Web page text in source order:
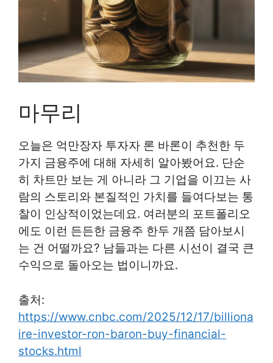
마무리
오늘은 억만장자 투자자 론 바론이 추천한 두
가지 금융주에 대해 자세히 알아봤어요. 단순
히 차트만 보는 게 아니라 그 기업을 이끄는 사
람의 스토리와 본질적인 가치를 들여다보는 통
찰이 인상적이었는데요. 여러분의 포트폴리오
에도 이런 든든한 금융주 한두 개쯤 담아보시
는 건 어떨까요? 남들과는 다른 시선이 결국 큰
수익으로 돌아오는 법이니까요.
출처:
https://www.cnbc.com/2025/12/17/billiona
ire-investor-ron-baron-buy-financial-
stocks.html